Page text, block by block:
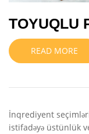
TOYUQLU
READ MORE
İnqrediyent
istifadəyə üstünlük